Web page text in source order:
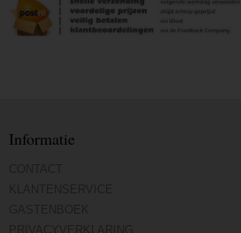
Informatie